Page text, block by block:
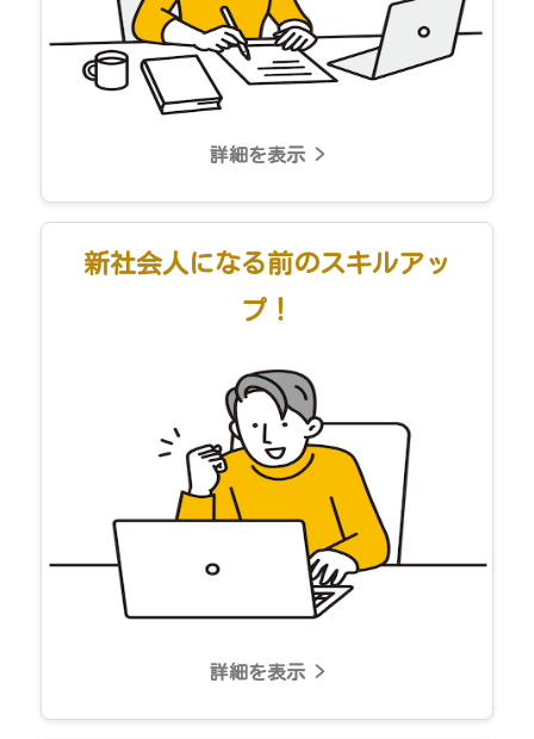
詳細を表示 >
新社会人になる前のスキルアッ
プ！
詳細を表示 >